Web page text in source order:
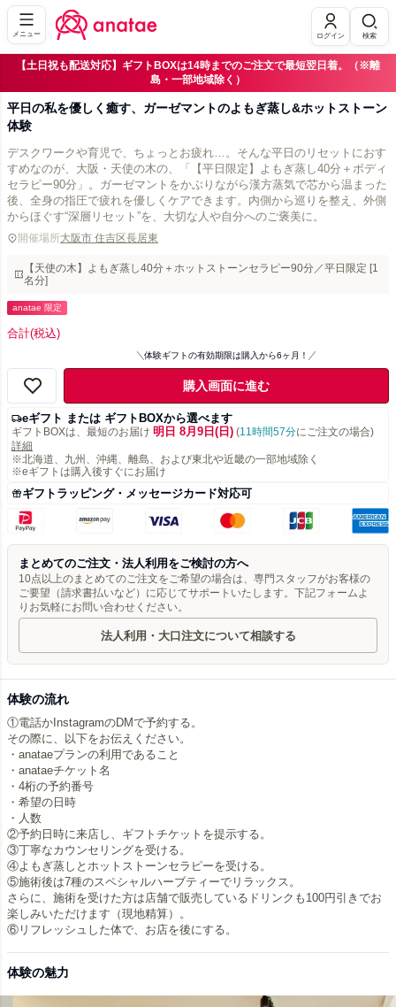
メニュー ログイン 検索
【土日祝も配送対応】ギフトBOXは14時までのご注文で最短翌日着。（※離
島・一部地域除く）
平日の私を優しく癒す、ガーゼマントのよもぎ蒸し&ホットストーン
体験
デスクワークや育児で、ちょっとお疲れ…。そんな平日のリセットにおす
すめなのが、大阪・天使の木の、「【平日限定】よもぎ蒸し40分＋ボディ
セラピー90分」。ガーゼマントをかぶりながら漢方蒸気で芯から温まった
後、全身の指圧で疲れを優しくケアできます。内側から巡りを整え、外側
からほぐす“深層リセット”を、大切な人や自分へのご褒美に。
開催場所大阪市 住吉区長居東
【天使の木】よもぎ蒸し40分＋ホットストーンセラピー90分／平日限定 [1
名分]
anatae 限定
合計(税込)
体験ギフトの有効期限は購入から6ヶ月！
購入画面に進む
eギフト または ギフトBOXから選べます
ギフトBOXは、最短のお届け 明日 8月9日(日) (11時間57分にご注文の場合)
詳細
※北海道、九州、沖縄、離島、および東北や近畿の一部地域除く
※eギフトは購入後すぐにお届け
ギフトラッピング・メッセージカード対応可
まとめてのご注文・法人利用をご検討の方へ
10点以上のまとめてのご注文をご希望の場合は、専門スタッフがお客様の
ご要望（請求書払いなど）に応じてサポートいたします。下記フォームよ
りお気軽にお問い合わせください。
法人利用・大口注文について相談する
体験の流れ
①電話かInstagramのDMで予約する。
その際に、以下をお伝えください。
・anataeプランの利用であること
・anataeチケット名
・4桁の予約番号
・希望の日時
・人数
②予約日時に来店し、ギフトチケットを提示する。
③丁寧なカウンセリングを受ける。
④よもぎ蒸しとホットストーンセラピーを受ける。
⑤施術後は7種のスペシャルハーブティーでリラックス。
さらに、施術を受けた方は店舗で販売しているドリンクも100円引きでお
楽しみいただけます（現地精算）。
体験の魅力